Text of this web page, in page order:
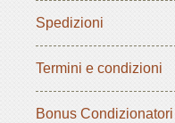
Spedizioni
Termini e condizioni
Bonus Condizionatori